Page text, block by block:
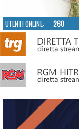
UTENTI ONLINE: 260